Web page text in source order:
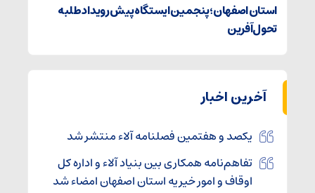
استان اصفهان؛ پنجمین ایستگاه پیش رویداد طلبه
تحول‌آفرین
آخرین اخبار
یکصد و هفتمین فصلنامه آلاء منتشر شد
تفاهم‌نامه همکاری بین بنیاد آلاء و اداره کل
اوقاف و امور خیریه استان اصفهان امضاء شد